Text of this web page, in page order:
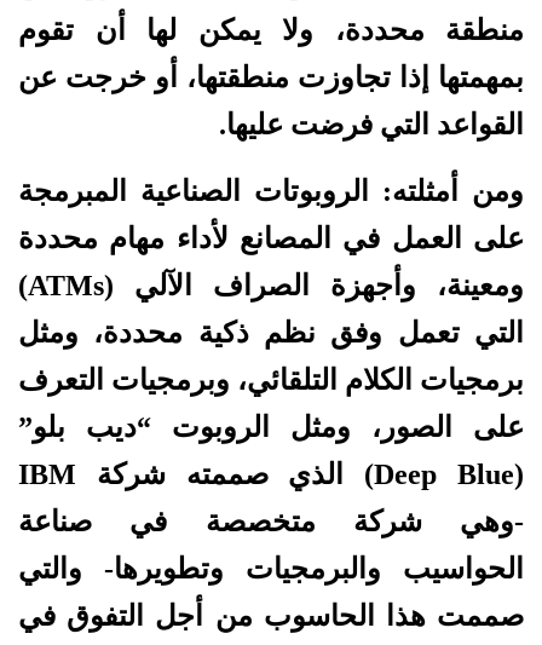
منطقة محددة، ولا يمكن لها أن تقوم
بمهمتها إذا تجاوزت منطقتها، أو خرجت عن
القواعد التي فرضت عليها.
ومن أمثلته: الروبوتات الصناعية المبرمجة
على العمل في المصانع لأداء مهام محددة
ومعينة، وأجهزة الصراف الآلي (ATMs)
التي تعمل وفق نظم ذكية محددة، ومثل
برمجيات الكلام التلقائي، وبرمجيات التعرف
على الصور، ومثل الروبوت “ديب بلو”
(Deep Blue) الذي صممته شركة IBM
-وهي شركة متخصصة في صناعة
الحواسيب والبرمجيات وتطويرها- والتي
صممت هذا الحاسوب من أجل التفوق في